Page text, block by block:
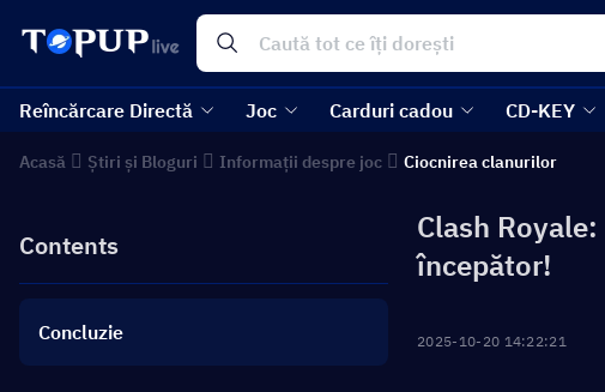
Reîncărcare Directă Joc Carduri cadou CD-KEY
Acasă Știri și Bloguri Informații despre joc Ciocnirea clanurilor
Contents
Concluzie
Clash
începător!
2025-10-20 14:22:21